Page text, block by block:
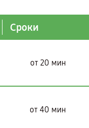
Сроки
от 20 мин
от 40 мин